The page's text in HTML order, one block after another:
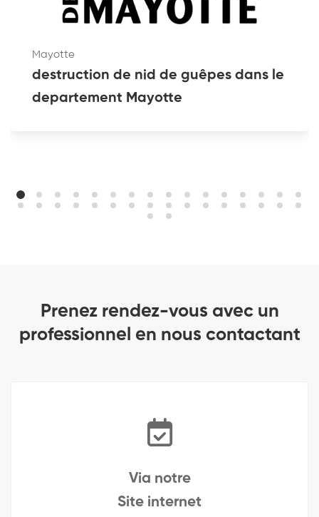
Mayotte
destruction de nid de guêpes dans le
departement Mayotte
Prenez rendez-vous avec un
professionnel en nous contactant
Via notre
Site internet